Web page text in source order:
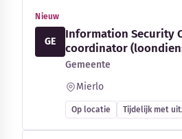
Nieuw
GE
Information Security
coordinator
Gemeente
Mierlo
Op locatie Tijdelijk met